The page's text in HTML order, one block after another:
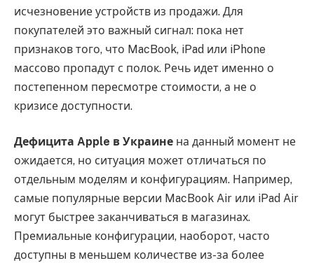
исчезновение устройств из продажи. Для
покупателей это важный сигнал: пока нет
признаков того, что MacBook, iPad или iPhone
массово пропадут с полок. Речь идет именно о
постепенном пересмотре стоимости, а не о
кризисе доступности.
Дефицита Apple в Украине на данный момент не
ожидается, но ситуация может отличаться по
отдельным моделям и конфигурациям. Например,
самые популярные версии MacBook Air или iPad Air
могут быстрее заканчиваться в магазинах.
Премиальные конфигурации, наоборот, часто
доступны в меньшем количестве из-за более